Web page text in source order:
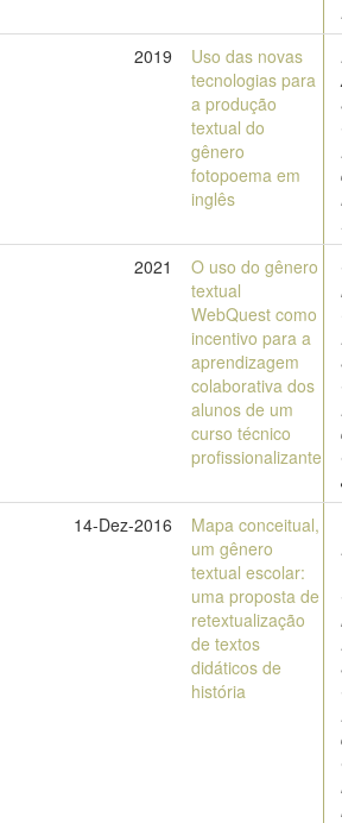
2019
Uso das novas
tecnologias para
a produção
textual do
gênero
fotopoema em
inglês
2021
O uso do gênero
textual
WebQuest como
incentivo para a
aprendizagem
colaborativa dos
alunos de um
curso técnico
profissionalizante
14-Dez-2016
Mapa conceitual,
um gênero
textual escolar:
uma proposta de
retextualização
de textos
didáticos de
história